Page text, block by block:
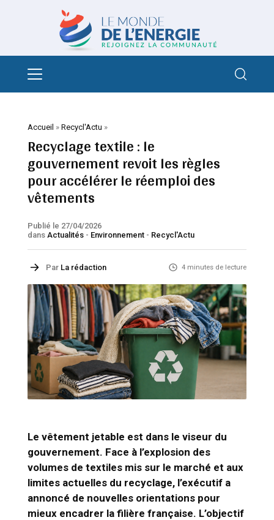
Accueil » Recycl'Actu »
Recyclage textile : le
gouvernement revoit les règles
pour accélérer le réemploi des
vêtements
Publié le 27/04/2026
dans Actualités- Environnement- Recycl'Actu
Par La rédaction 4 minutes de lecture
Le vêtement jetable est dans le viseur du
gouvernement. Face à l’explosion des
volumes de textiles mis sur le marché et aux
limites actuelles du recyclage, l’exécutif a
annoncé de nouvelles orientations pour
mieux encadrer la filière française. L’objectif